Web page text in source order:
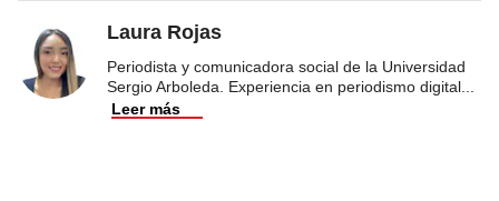
Laura Rojas
Periodista y comunicadora social de la Universidad
Sergio Arboleda. Experiencia en periodismo digital
Leer más